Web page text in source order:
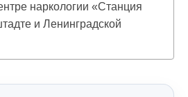
наркологии «Станция
и Ленинградской